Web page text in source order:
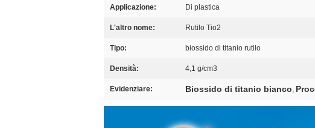
Applicazione: Di plastica
L'altro nome: Rutilo Tio2
Tipo: biossido di titanio rutilo
Densità: 4,1 g/cm3
Evidenziare: Biossido di titanio bianco,